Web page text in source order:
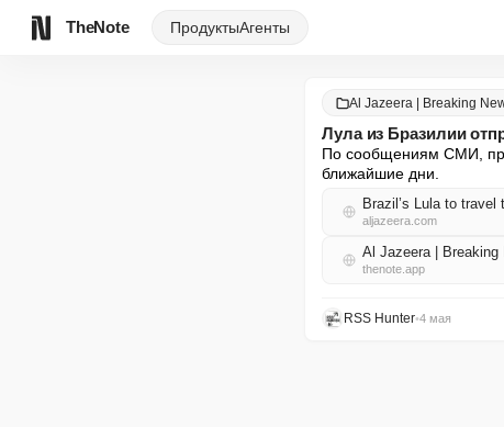
TheNote ПродуктыАгенты
Al Jazeera | Breaking
Лула из Бразилии
По сообщениям СМИ,
ближайшие дни.
Brazil’s Lula to
aljazeera.com
Al Jazeera | Breaking
thenote.app
RSS Hunter•4 мая